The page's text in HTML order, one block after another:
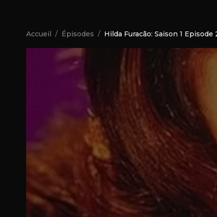
Accueil Épisodes Hilda Furacão: Saison 1 Episode